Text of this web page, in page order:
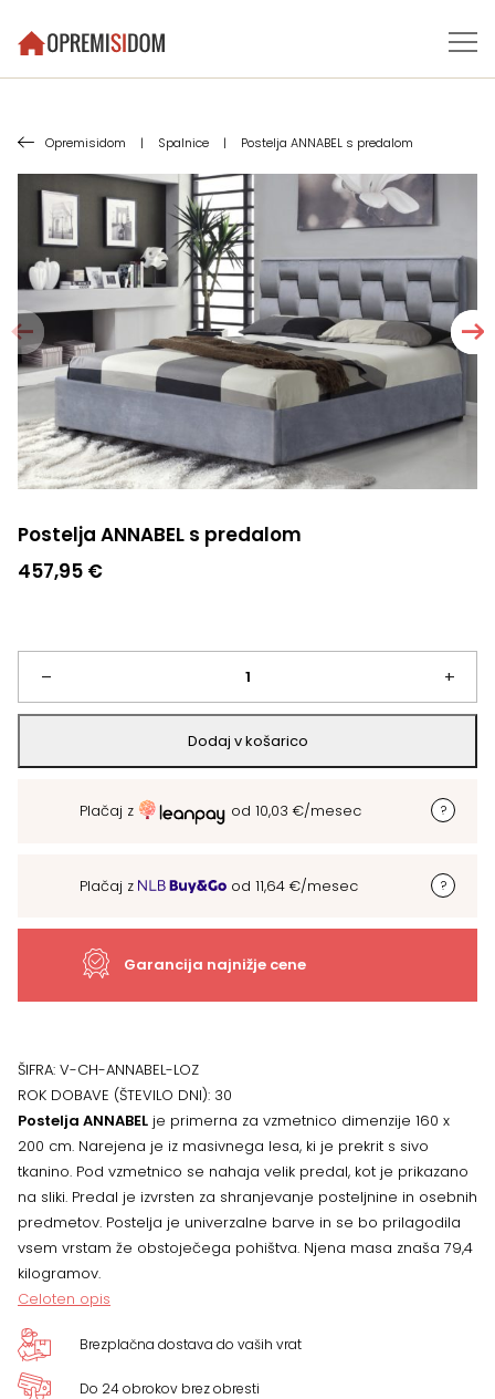
Opremisidom | Spalnice | Postelja ANNABEL s predalom
Postelja ANNABEL s predalom
457,95 €
–
Postelja
ANNABEL
s
predalom
+
Dodaj v košarico
Plačaj z od 10,03 €/mesec
Plačaj z od 11,64 €/mesec
Garancija najnižje cene
ŠIFRA: V-CH-ANNABEL-LOZ
ROK DOBAVE (ŠTEVILO DNI): 30
Postelja ANNABEL je primerna za vzmetnico dimenzije 160 x
200 cm. Narejena je iz masivnega lesa, ki je prekrit s sivo
tkanino. Pod vzmetnico se nahaja velik predal, kot je prikazano
na sliki. Predal je izvrsten za shranjevanje posteljnine in osebnih
predmetov. Postelja je univerzalne barve in se bo prilagodila
vsem vrstam že obstoječega pohištva. Njena masa znaša 79,4
kilogramov.
Celoten opis
Brezplačna dostava do vaših vrat
Do 24 obrokov brez obresti